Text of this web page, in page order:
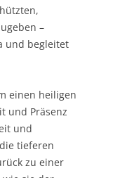
–
und begleitet
einen heiligen
und Präsenz
und
tieferen
zu einer